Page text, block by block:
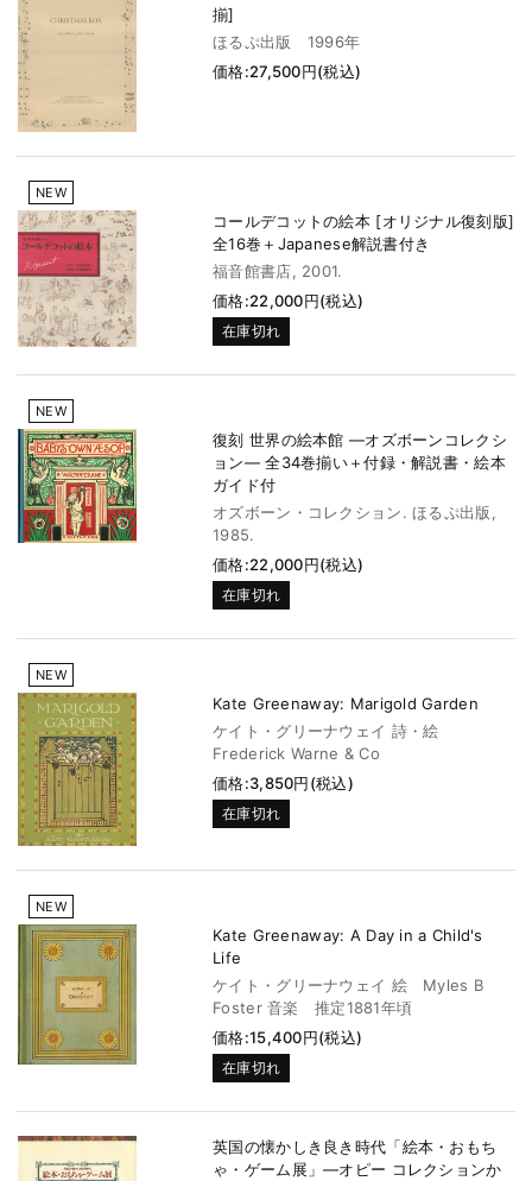
揃]
ほるぷ出版 1996年
価格:27,500円(税込)
NEW
コールデコットの絵本 [オリジナル復刻版]
全16巻＋Japanese解説書付き
福音館書店, 2001.
価格:22,000円(税込)
在庫切れ
NEW
復刻 世界の絵本館 ―オズボーンコレクシ
ョン― 全34巻揃い＋付録・解説書・絵本
ガイド付
オズボーン・コレクション. ほるぷ出版,
1985.
価格:22,000円(税込)
在庫切れ
NEW
Kate Greenaway: Marigold Garden
ケイト・グリーナウェイ 詩・絵
Frederick Warne & Co
価格:3,850円(税込)
在庫切れ
NEW
Kate Greenaway: A Day in a Child's
Life
ケイト・グリーナウェイ 絵 Myles B
Foster 音楽 推定1881年頃
価格:15,400円(税込)
在庫切れ
英国の懐かしき良き時代「絵本・おもち
ゃ・ゲーム展」―オピー コレクションか